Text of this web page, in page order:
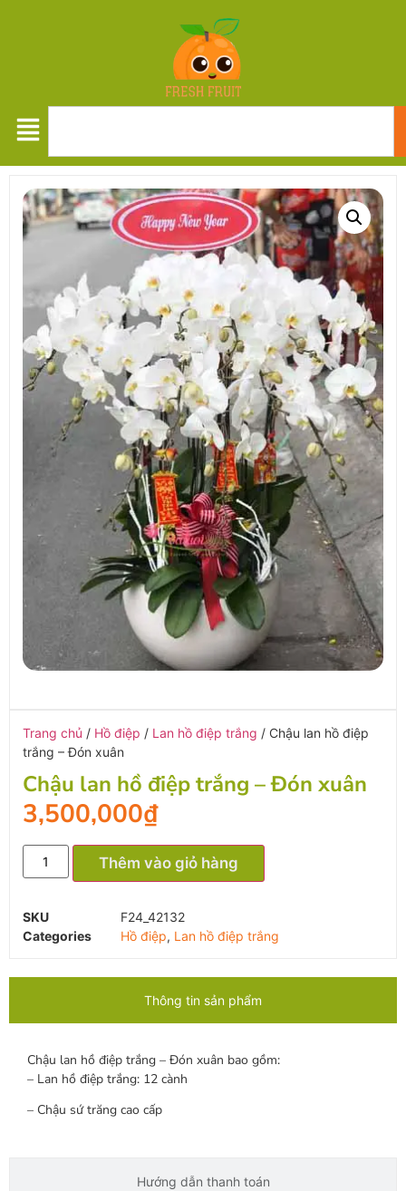
Trang chủ / Hồ điệp / Lan hồ điệp trắng / Chậu lan hồ điệp
trắng – Đón xuân
Chậu lan hồ điệp trắng – Đón xuân
3,500,000₫
Thêm vào giỏ hàng
SKU
F24_42132
Categories
Hồ điệp, Lan hồ điệp trắng
Thông tin sản phẩm
Hướng dẫn thanh toán
Chậu lan hồ điệp trắng – Đón xuân bao gồm:
– Lan hồ điệp trắng: 12 cành
– Chậu sứ trăng cao cấp